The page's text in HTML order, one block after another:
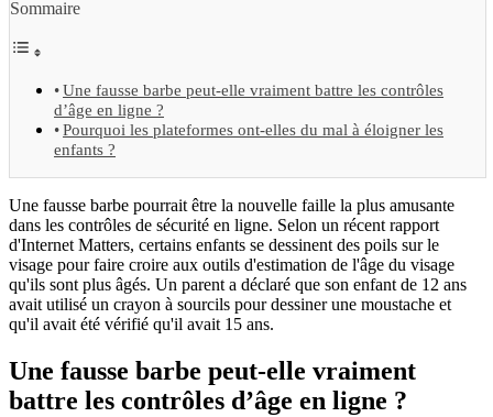
Sommaire
Une fausse barbe peut-elle vraiment battre les contrôles
d’âge en ligne ?
Pourquoi les plateformes ont-elles du mal à éloigner les
enfants ?
Une fausse barbe pourrait être la nouvelle faille la plus amusante
dans les contrôles de sécurité en ligne. Selon un récent rapport
d'Internet Matters, certains enfants se dessinent des poils sur le
visage pour faire croire aux outils d'estimation de l'âge du visage
qu'ils sont plus âgés. Un parent a déclaré que son enfant de 12 ans
avait utilisé un crayon à sourcils pour dessiner une moustache et
qu'il avait été vérifié qu'il avait 15 ans.
Une fausse barbe peut-elle vraiment
battre les contrôles d’âge en ligne ?